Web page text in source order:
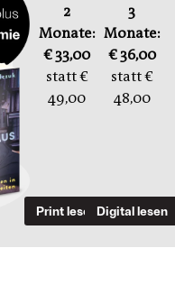
2
Monate:
€ 33,00
statt €
49,00
Print lesen
3
Monate:
€ 36,00
statt €
48,00
Digital lesen